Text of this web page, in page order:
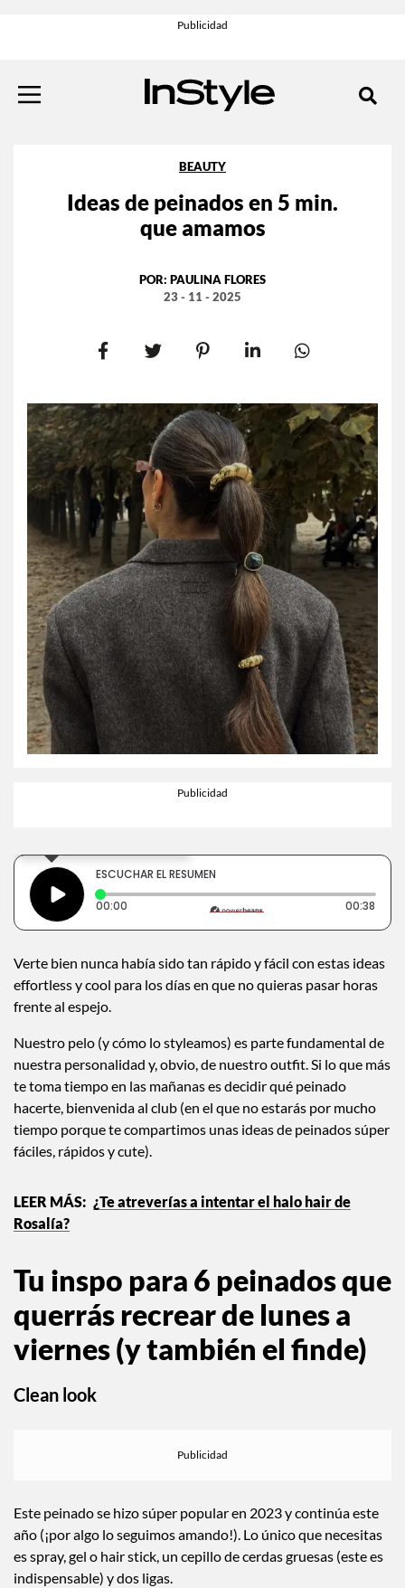
BEAUTY
Ideas de peinados en 5 min.
que amamos
POR: PAULINA FLORES
23 - 11 - 2025
ESCUCHAR EL RESUMEN
00:00 Tiempo transcurrido: 0 segundos 00:38
Verte bien nunca había sido tan rápido y fácil con estas ideas
effortless y cool para los días en que no quieras pasar horas
frente al espejo.
Nuestro pelo (y cómo lo styleamos) es parte fundamental de
nuestra personalidad y, obvio, de nuestro outfit. Si lo que más
te toma tiempo en las mañanas es decidir qué peinado
hacerte, bienvenida al club (en el que no estarás por mucho
tiempo porque te compartimos unas ideas de peinados súper
fáciles, rápidos y cute).
¿Te atreverías a intentar el halo hair de
Rosalía?
Tu inspo para 6 peinados que
querrás recrear de lunes a
viernes (y también el finde)
Clean look
Este peinado se hizo súper popular en 2023 y continúa este
año (¡por algo lo seguimos amando!). Lo único que necesitas
es spray, gel o hair stick, un cepillo de cerdas gruesas (este es
indispensable) y dos ligas.